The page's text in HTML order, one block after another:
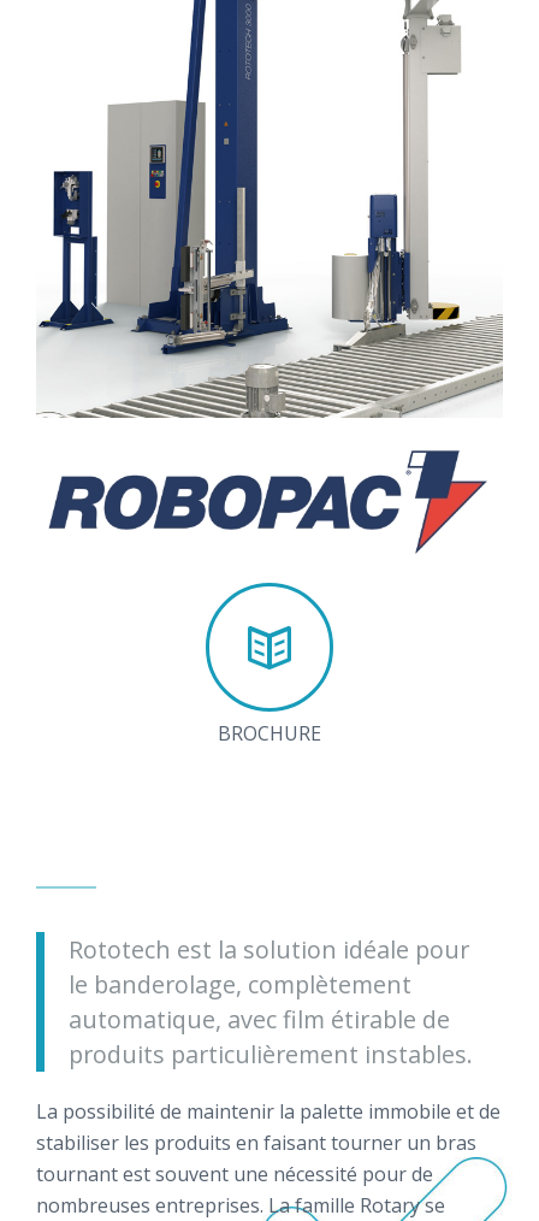
BROCHURE
Rototech est la solution idéale pour
le banderolage, complètement
automatique, avec film étirable de
produits particulièrement instables.
La possibilité de maintenir la palette immobile et de
stabiliser les produits en faisant tourner un bras
tournant est souvent une nécessité pour de
nombreuses entreprises. La famille Rotary se